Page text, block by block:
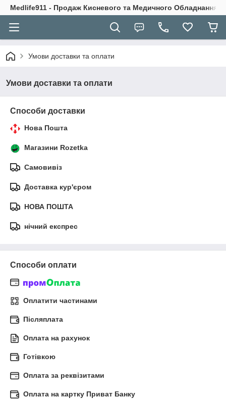
Medlife911 - Продаж Кисневого та Медичного Обладнання
Умови доставки та оплати
Умови доставки та оплати
Способи доставки
Нова Пошта
Магазини Rozetka
Самовивіз
Доставка кур'єром
НОВА ПОШТА
нічний експрес
Способи оплати
Оплатити частинами
Післяплата
Оплата на рахунок
Готівкою
Оплата за реквізитами
Оплата на картку Приват Банку